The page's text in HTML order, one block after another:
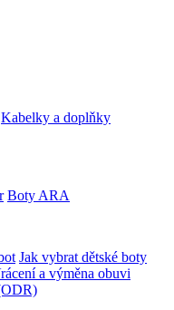
Kabelky a doplňky
Boty ARA
Jak vybrat dětské boty
a výměna obuvi